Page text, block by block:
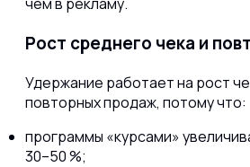
Рост среднего чека и
Удержание работает на рост
повторных продаж, потому что:
программы «курсами»
30–50 %;